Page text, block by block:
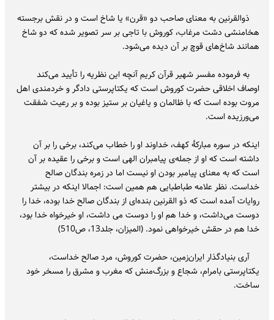
ذوالقرنین به معنای صاحب دو «قرن» یا شاخ است و در نقش برجسته
هخامنشی دشت مرغاب، کوروش با تاجی بر سر تصویر شده که دو شاخ
همانند شاخ‌های قوچ بر آن دیده می‌شود.
به فرموده مفسر شهیر قرآن کریم آنچه این نظریه را تأیید می‌کند
اوصاف اخلاقی حضرت کوروش است که یکتاپرستی دادگر و خردمندی اهل
مروت بوده است که با ظالمان و یاغیان بر ستیز بوده و بر رعیت شفقت
می‌ورزیده است.
اینکه در سوره مبارکۀ کهف، خداوند او را خطاب می‌کند، برخی را بر آن
داشته است که او از جمله‌ی پیامبران الهی است و برخی را عقیده بر آن
است که به معنای پیامبر بودن او نیست اما در زمره بندگان صالح
خداست. نظر علامه طباطبایی هم همین است: اجمالا اینکه در بیشتر
روایات آمده است که ذو القرنین بنده‌اى از بندگان صالح خدا بوده، خدا را
دوست مى‌‌داشت، و خدا هم او را دوست مى ‌داشت، او خیرخواه خدا بود،
خدا هم در حقش خیرخواهى نمود. (المیزان، جلد13، ص510)
آری بنیادگذار ایران‌زمین، حضرت کوروش، مرد صالح خداست،
یکتاپرستی بامرام، شجاع و بزرگ‌منش که مغرب و مشرق را مسخر خود
ساخت.